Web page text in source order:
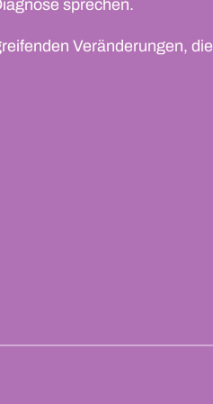
sprechen.
Veränderungen, die